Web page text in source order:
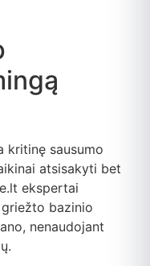
kritinę sausumo
atsisakyti bet
ekspertai
bazinio
nenaudojant